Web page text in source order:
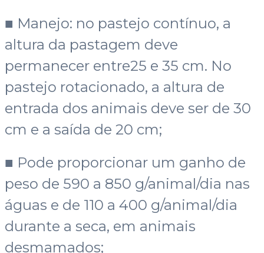
■ Manejo: no pastejo contínuo, a
altura da pastagem deve
permanecer entre25 e 35 cm. No
pastejo rotacionado, a altura de
entrada dos animais deve ser de 30
cm e a saída de 20 cm;
■ Pode proporcionar um ganho de
peso de 590 a 850 g/animal/dia nas
águas e de 110 a 400 g/animal/dia
durante a seca, em animais
desmamados;